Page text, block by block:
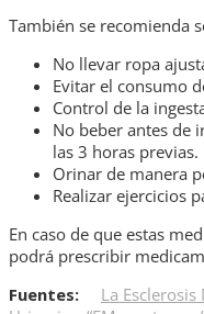
También se recomienda
No llevar ropa
Evitar el consumo
Control de la
No beber antes de
las 3 horas previas.
Orinar de manera
Realizar ejercicios
En caso de que estas
podrá prescribir
Fuentes: La